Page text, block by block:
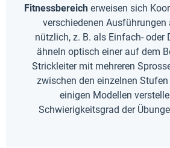
Fitnessbereich erweisen sich
verschiedenen Ausführungen
nützlich, z. B. als Einfach- oder
ähneln optisch einer auf dem
Strickleiter mit mehreren
zwischen den einzelnen
einigen Modellen
Schwierigkeitsgrad der